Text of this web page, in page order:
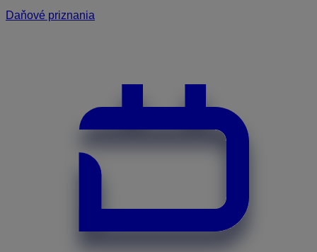
Daňové priznania